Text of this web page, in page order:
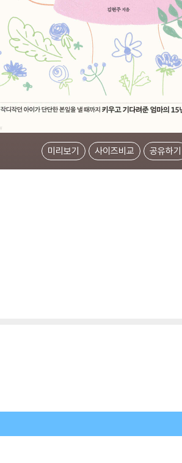
미리보기 사이즈비교 공유하기